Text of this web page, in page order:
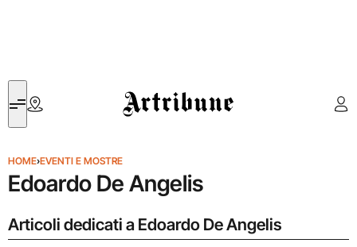
Artribune
HOME›EVENTI E MOSTRE
Edoardo De Angelis
Articoli dedicati a Edoardo De Angelis